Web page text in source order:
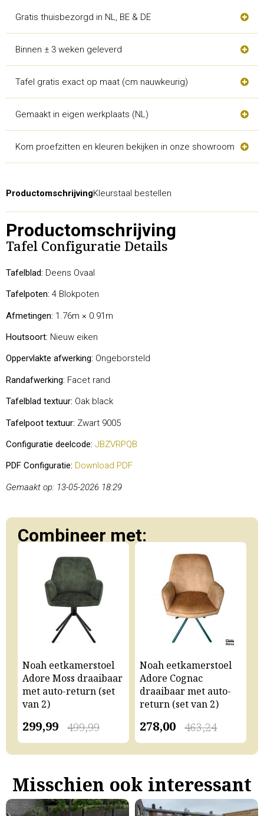
Gratis thuisbezorgd in NL, BE & DE
Binnen ± 3 weken geleverd
Tafel gratis exact op maat (cm nauwkeurig)
Gemaakt in eigen werkplaats (NL)
Kom proefzitten en kleuren bekijken in onze showroom
ProductomschrijvingKleurstaal bestellen
Productomschrijving
Tafel Configuratie Details
Tafelblad: Deens Ovaal
Tafelpoten: 4 Blokpoten
Afmetingen: 1.76m × 0.91m
Houtsoort: Nieuw eiken
Oppervlakte afwerking: Ongeborsteld
Randafwerking: Facet rand
Tafelblad textuur: Oak black
Tafelpoot textuur: Zwart 9005
Configuratie deelcode: JBZVRPQB
PDF Configuratie: Download PDF
Gemaakt op: 13-05-2026 18:29
Combineer met:
Noah eetkamerstoel
Adore Moss draaibaar
met auto-return (set
van 2)
499,99
299,99
Noah eetkamerstoel
Adore Cognac
draaibaar met auto-
return (set van 2)
463,24
278,00
Misschien ook interessant